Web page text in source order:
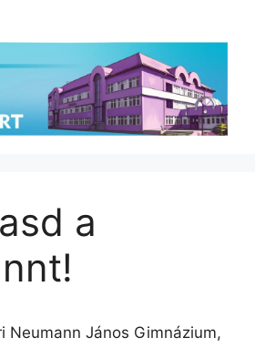
a
Neumann János Gimnázium,